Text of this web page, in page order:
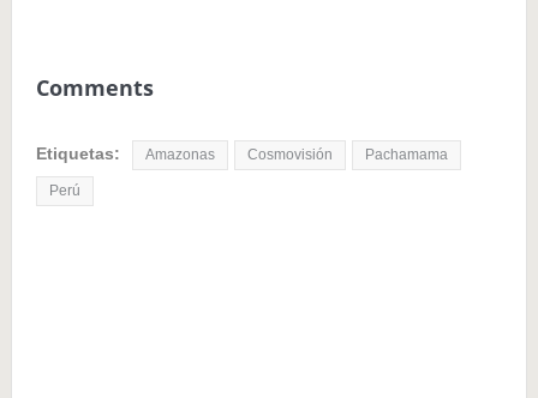
Comments
Etiquetas: Amazonas Cosmovisión Pachamama
Perú